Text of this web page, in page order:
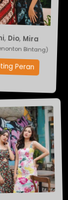
,Dio ,Mira
Bintang)
Peran